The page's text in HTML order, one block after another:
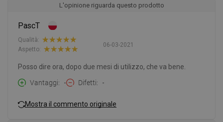
L'opinione riguarda questo prodotto
PascT
06-03-2021
Qualità:
Aspetto:
Posso dire ora, dopo due mesi di utilizzo, che va bene.
Vantaggi
- Difetti -
Mostra il commento originale